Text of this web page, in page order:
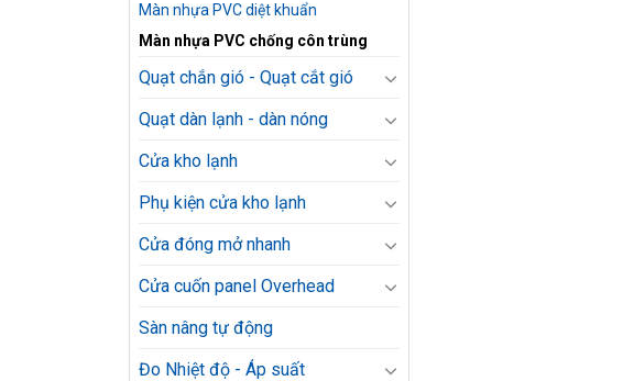
Màn nhựa PVC diệt khuẩn
Màn nhựa PVC chống côn trùng
Quạt chắn gió - Quạt cắt gió
Quạt dàn lạnh - dàn nóng
Cửa kho lạnh
Phụ kiện cửa kho lạnh
Cửa đóng mở nhanh
Cửa cuốn panel Overhead
Sàn nâng tự động
Đo Nhiệt độ - Áp suất